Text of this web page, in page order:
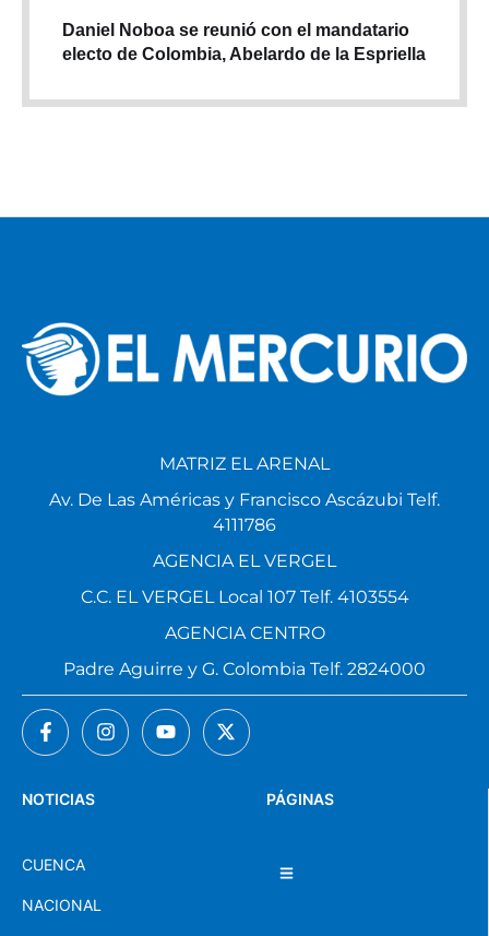
Daniel Noboa se reunió con el mandatario
electo de Colombia, Abelardo de la Espriella
PÁGINAS
NOTICIAS
CUENCA
NACIONAL
MATRIZ EL ARENAL
Av. De Las Américas y Francisco Ascázubi Telf.
4111786
AGENCIA EL VERGEL
C.C. EL VERGEL Local 107 Telf. 4103554
AGENCIA CENTRO
Padre Aguirre y G. Colombia Telf. 2824000